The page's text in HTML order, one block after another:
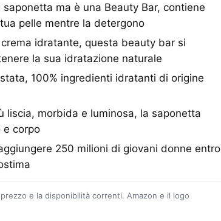
saponetta ma è una Beauty Bar, contiene
pelle mentre la detergono
crema idratante, questa beauty bar si
la sua idratazione naturale
100% ingredienti idratanti di origine
liscia, morbida e luminosa, la saponetta
e corpo
250 milioni di giovani donne entro
e la disponibilità correnti. Amazon e il logo